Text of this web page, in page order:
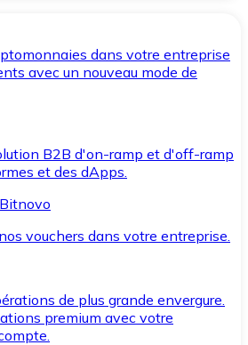
dans votre entreprise
avec un nouveau mode de
B2B d'on-ramp et d'off-ramp
et des dApps.
vouchers dans votre entreprise.
de plus grande envergure.
premium avec votre